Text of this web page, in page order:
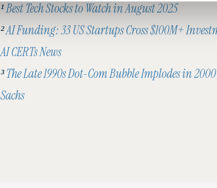
¹ Best Tech Stocks to Watch in August 2025
² AI Funding: 33 US Startups Cross $100M+
AI CERTs News
³ The Late 1990s Dot-Com Bubble Implodes in
Sachs